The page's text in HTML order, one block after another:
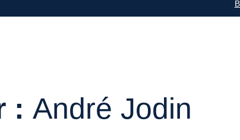
:André Jodin